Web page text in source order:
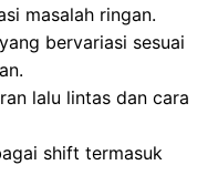
masalah ringan.
bervariasi sesuai
lalu lintas dan cara
shift termasuk